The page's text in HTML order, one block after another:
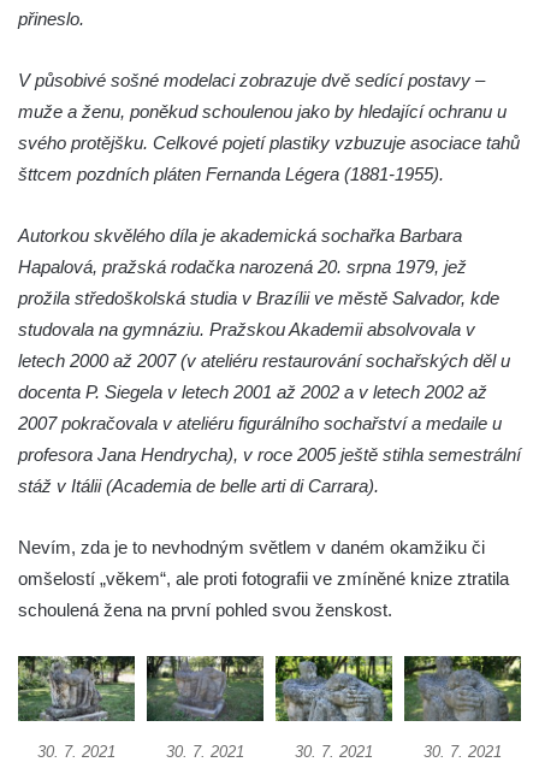
Socha Kozorožec horský v ZOO Hluboká
Socha Housenka v ZOO Hluboká
Socha Nosorožík v ZOO Hluboká
Socha Rosomák v ZOO Hluboká
Socha Vážka v ZOO Hluboká
Socha Volavka v ZOO Hluboká
Flamingo trůn v ZOO Hluboká
Lavička Kůň Převalského v ZOO Hluboká
Lysá nad Labem, barokní město Šporkovo
Socha Opičákovník v ZOO Hluboká
Reliéf Rodina a práce na budově záložny
čp. 69/1 v Českých Budějovicích
Socha Jana Valeria Jirsíka u Černé věže v
Socha Krista klesajícího pod křížem u
kostela svatého Mikuláše v Českých
Budějovicích
přineslo.
V působivé sošné modelaci zobrazuje dvě sedící postavy –
muže a ženu, poněkud schoulenou jako by hledající ochranu u
svého protějšku. Celkové pojetí plastiky vzbuzuje asociace tahů
šttcem pozdních pláten Fernanda Légera (1881-1955).
Autorkou skvělého díla je akademická sochařka Barbara
Hapalová, pražská rodačka narozená 20. srpna 1979, jež
prožila středoškolská studia v Brazílii ve městě Salvador, kde
studovala na gymnáziu. Pražskou Akademii absolvovala v
letech 2000 až 2007 (v ateliéru restaurování sochařských děl u
docenta P. Siegela v letech 2001 až 2002 a v letech 2002 až
2007 pokračovala v ateliéru figurálního sochařství a medaile u
profesora Jana Hendrycha), v roce 2005 ještě stihla semestrální
stáž v Itálii (Academia de belle arti di Carrara).
Nevím, zda je to nevhodným světlem v daném okamžiku či
omšelostí „věkem“, ale proti fotografii ve zmíněné knize ztratila
schoulená žena na první pohled svou ženskost.
30. 7. 2021 30. 7. 2021 30. 7. 2021 30. 7. 2021